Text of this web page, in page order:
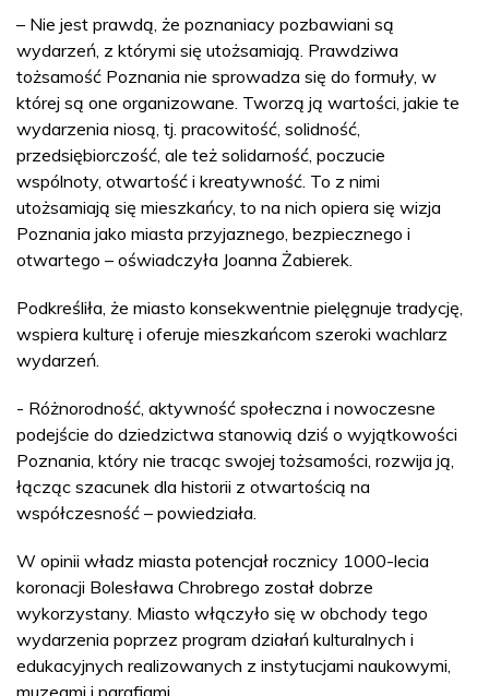
– Nie jest prawdą, że poznaniacy pozbawiani są
wydarzeń, z którymi się utożsamiają. Prawdziwa
tożsamość Poznania nie sprowadza się do formuły, w
której są one organizowane. Tworzą ją wartości, jakie te
wydarzenia niosą, tj. pracowitość, solidność,
przedsiębiorczość, ale też solidarność, poczucie
wspólnoty, otwartość i kreatywność. To z nimi
utożsamiają się mieszkańcy, to na nich opiera się wizja
Poznania jako miasta przyjaznego, bezpiecznego i
otwartego – oświadczyła Joanna Żabierek.
Podkreśliła, że miasto konsekwentnie pielęgnuje tradycję,
wspiera kulturę i oferuje mieszkańcom szeroki wachlarz
wydarzeń.
- Różnorodność, aktywność społeczna i nowoczesne
podejście do dziedzictwa stanowią dziś o wyjątkowości
Poznania, który nie tracąc swojej tożsamości, rozwija ją,
łącząc szacunek dla historii z otwartością na
współczesność – powiedziała.
W opinii władz miasta potencjał rocznicy 1000-lecia
koronacji Bolesława Chrobrego został dobrze
wykorzystany. Miasto włączyło się w obchody tego
wydarzenia poprzez program działań kulturalnych i
edukacyjnych realizowanych z instytucjami naukowymi,